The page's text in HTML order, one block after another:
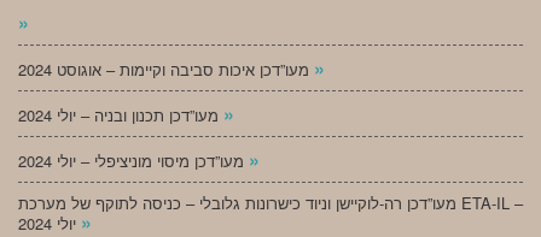
»
»
»
»
מעו”דכן רה-לוקיישן וניוד כישרונות גלובלי – כניסה לתוקף של מערכת ETA-IL –
»